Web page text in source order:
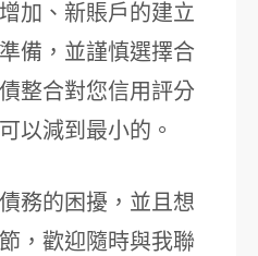
加、新賬戶的建立
備，並謹慎選擇合
整合對您信用評分
以減到最小的。
務的困擾，並且想
，歡迎隨時與我聯